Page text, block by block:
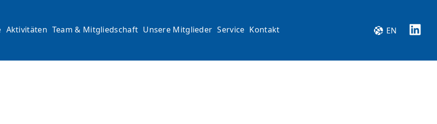
Aktivitäten Team & Mitgliedschaft Unsere Mitglieder Service Kontakt EN